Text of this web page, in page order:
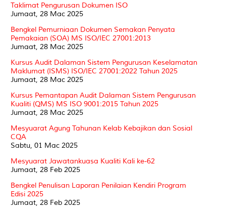
Taklimat Pengurusan Dokumen ISO
Jumaat, 28 Mac 2025
Bengkel Pemurniaan Dokumen Semakan Penyata
Pemakaian (SOA) MS ISO/IEC 27001:2013
Jumaat, 28 Mac 2025
Kursus Audit Dalaman Sistem Pengurusan Keselamatan
Maklumat (ISMS) ISO/IEC 27001:2022 Tahun 2025
Jumaat, 28 Mac 2025
Kursus Pemantapan Audit Dalaman Sistem Pengurusan
Kualiti (QMS) MS ISO 9001:2015 Tahun 2025
Jumaat, 28 Mac 2025
Mesyuarat Agung Tahunan Kelab Kebajikan dan Sosial
CQA
Sabtu, 01 Mac 2025
Mesyuarat Jawatankuasa Kualiti Kali ke-62
Jumaat, 28 Feb 2025
Bengkel Penulisan Laporan Penilaian Kendiri Program
Edisi 2025
Jumaat, 28 Feb 2025